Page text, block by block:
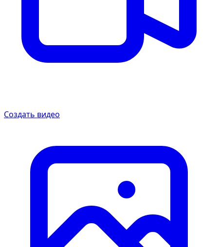
Создать видео